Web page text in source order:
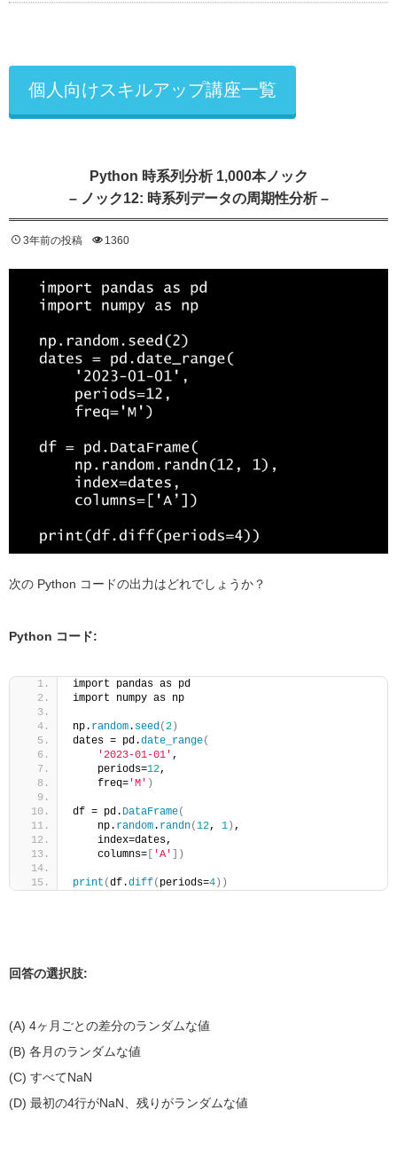
個人向けスキルアップ講座一覧
Python 時系列分析 1,000本ノック
– ノック12: 時系列データの周期性分析 –
3年前の投稿 1360
次の Python コードの出力はどれでしょうか？
Python コード:
import pandas as pd
import numpy as np
np. random. seed (2)
dates = pd.date_range(
'2023-01-01' ,
    periods=
12,
    freq=
'M' )
df = pd. DataFrame(
    np.
random. randn(12, 1) ,
    index=dates,
    columns=
[ 'A' ])
print (df.diff( periods=4))
回答の選択肢:
(A) 4ヶ月ごとの差分のランダムな値
(B) 各月のランダムな値
(C) すべてNaN
(D) 最初の4行がNaN、残りがランダムな値